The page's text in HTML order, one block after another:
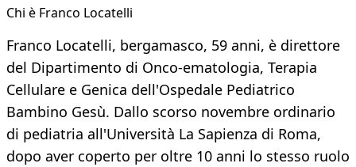
Chi è Franco Locatelli
Franco Locatelli, bergamasco, 59 anni, è direttore
del Dipartimento di Onco-ematologia, Terapia
Cellulare e Genica dell'Ospedale Pediatrico
Bambino Gesù. Dallo scorso novembre ordinario
di pediatria all'Università La Sapienza di Roma,
dopo aver coperto per oltre 10 anni lo stesso ruolo